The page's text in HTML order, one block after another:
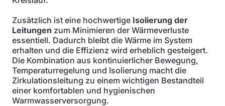
Zusätzlich ist eine hochwertige Isolierung der
Leitungen zum Minimieren der Wärmeverluste
essentiell. Dadurch bleibt die Wärme im System
erhalten und die Effizienz wird erheblich gesteigert.
Die Kombination aus kontinuierlicher Bewegung,
Temperaturregelung und Isolierung macht die
Zirkulationsleitung zu einem wichtigen Bestandteil
einer komfortablen und hygienischen
Warmwasserversorgung.